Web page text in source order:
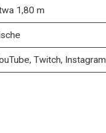
1,80 m
Twitch, Instagram